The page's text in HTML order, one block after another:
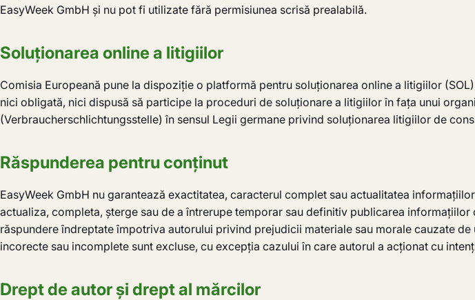
EasyWeek GmbH și nu pot fi utilizate fără permisiunea scrisă prealabilă.
Soluționarea online a litigiilor
Comisia Europeană pune la dispoziție o platformă pentru soluționarea online a litigiilor
nici obligată, nici dispusă să participe la proceduri de soluționare a litigiilor în fața unui
(Verbraucherschlichtungsstelle) în sensul Legii germane privind soluționarea litigiilor de
Răspunderea pentru conținut
EasyWeek GmbH nu garantează exactitatea, caracterul complet sau actualitatea
actualiza, completa, șterge sau de a întrerupe temporar sau definitiv publicarea
răspundere îndreptate împotriva autorului privind prejudicii materiale sau morale cauzate
incorecte sau incomplete sunt excluse, cu excepția cazului în care autorul a acționat cu
Drept de autor și drept al mărcilor